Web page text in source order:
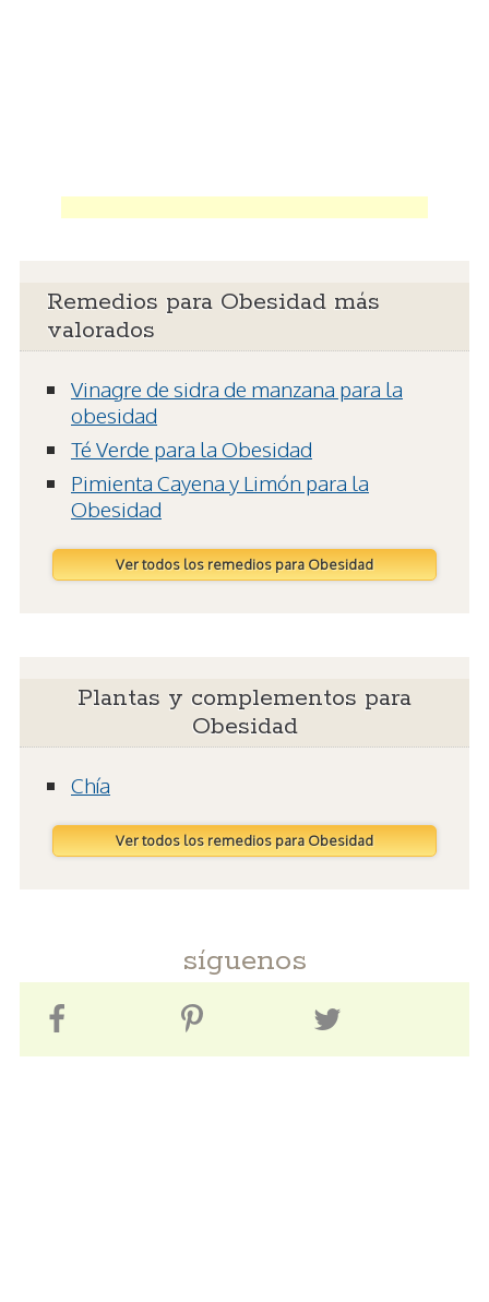
Remedios para Obesidad más
valorados
Vinagre de sidra de manzana para la
obesidad
Té Verde para la Obesidad
Pimienta Cayena y Limón para la
Obesidad
Ver todos los remedios para Obesidad
Plantas y complementos para
Obesidad
Chía
Ver todos los remedios para Obesidad
síguenos